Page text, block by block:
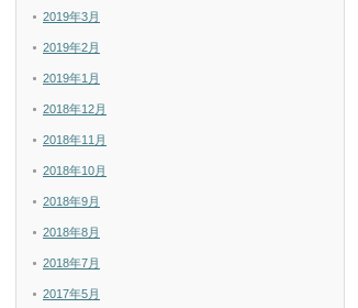
2019年3月
2019年2月
2019年1月
2018年12月
2018年11月
2018年10月
2018年9月
2018年8月
2018年7月
2017年5月